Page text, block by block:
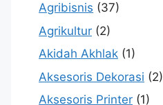
Agribisnis (37)
Agrikultur (2)
Akidah Akhlak (1)
Aksesoris Dekorasi (2)
Aksesoris Printer (1)